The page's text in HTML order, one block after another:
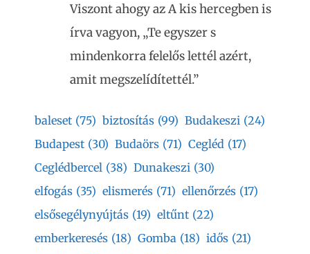
Viszont ahogy az A kis hercegben is
írva vagyon, „Te egyszer s
mindenkorra felelős lettél azért,
amit megszelídítettél.”
baleset (75) biztosítás (99) Budakeszi (24)
Budapest (30) Budaörs (71) Cegléd (17)
Ceglédbercel (38) Dunakeszi (30)
elfogás (35) elismerés (71) ellenőrzés (17)
elsősegélynyújtás (19) eltűnt (22)
emberkeresés (18) Gomba (18) idős (21)